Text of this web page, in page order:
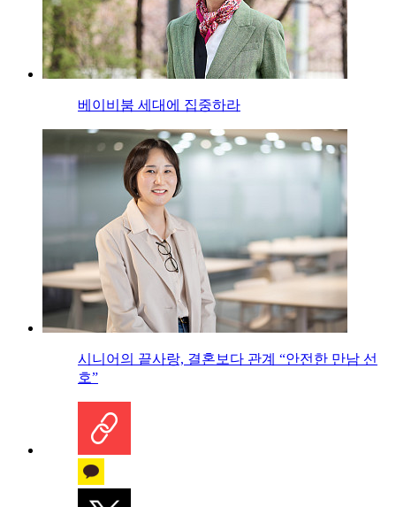
베이비붐 세대에 집중하라
시니어의 끝사랑, 결혼보다 관계 “안전한 만남 선
호”